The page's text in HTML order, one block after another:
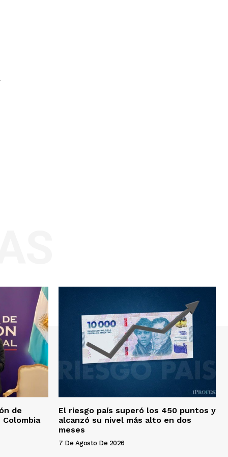
de
El riesgo país superó los 450 puntos y
alcanzó su nivel más alto en dos
meses
7 De Agosto De 2026